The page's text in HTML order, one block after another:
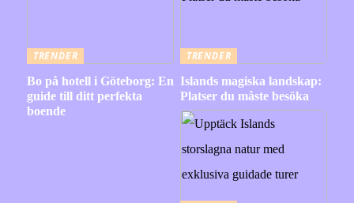
TRENDER
Bo på hotell i Göteborg: En
guide till ditt perfekta
boende
TRENDER
Islands magiska landskap:
Platser du måste besöka